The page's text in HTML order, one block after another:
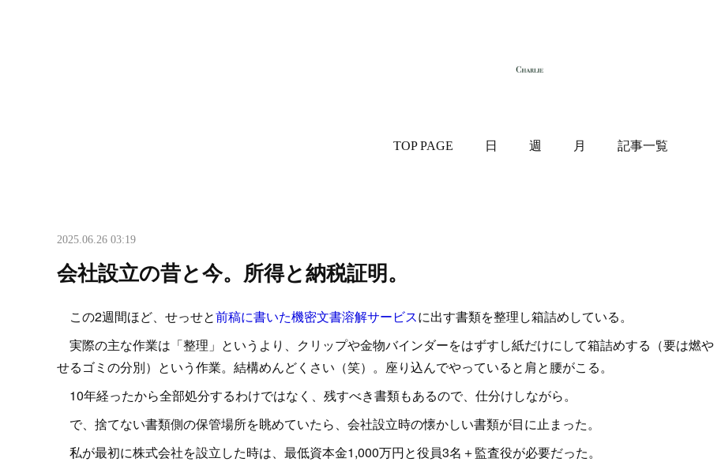
TOP PAGE 日 週 月 記事一覧
2025.06.26 03:19
会社設立の昔と今。所得と納税証明。
この2週間ほど、せっせと前稿に書いた機密文書溶解サービスに出す書類を整理し箱詰めしている。
実際の主な作業は「整理」というより、クリップや金物バインダーをはずすし紙だけにして箱詰めする（要は燃や
せるゴミの分別）という作業。結構めんどくさい（笑）。座り込んでやっていると肩と腰がこる。
10年経ったから全部処分するわけではなく、残すべき書類もあるので、仕分けしながら。
で、捨てない書類側の保管場所を眺めていたら、会社設立時の懐かしい書類が目に止まった。
私が最初に株式会社を設立した時は、最低資本金1,000万円と役員3名＋監査役が必要だった。